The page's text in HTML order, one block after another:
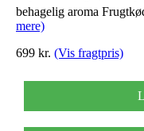
behagelig aroma
mere)
699 kr. (Vis fragtpris)